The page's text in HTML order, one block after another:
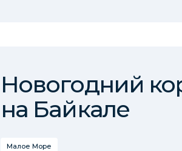
Новогодний
на Байкале
Малое Море